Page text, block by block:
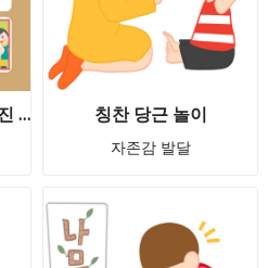
엄마표 놀이 게임 - 이어진 메모리 카드 놀이 칭찬 당근 놀이
자존감 발달